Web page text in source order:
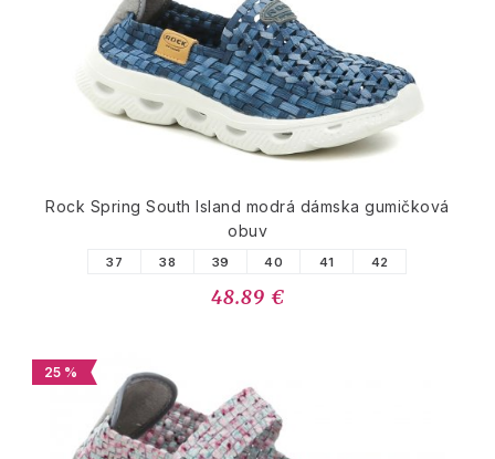
Rock Spring South Island modrá dámska gumičková
obuv
37 38 39 40 41 42
48.89 €
25 %